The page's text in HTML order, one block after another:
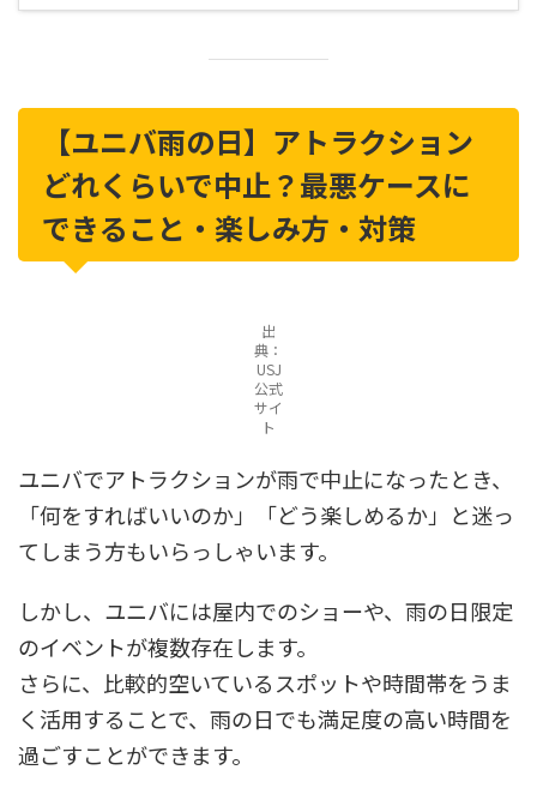
【ユニバ雨の日】アトラクション
どれくらいで中止？最悪ケースに
できること・楽しみ方・対策
出
典：
USJ
公式
サイ
ト
ユニバでアトラクションが雨で中止になったとき、
「何をすればいいのか」「どう楽しめるか」と迷っ
てしまう方もいらっしゃいます。
しかし、ユニバには屋内でのショーや、雨の日限定
のイベントが複数存在します。
さらに、比較的空いているスポットや時間帯をうま
く活用することで、雨の日でも満足度の高い時間を
過ごすことができます。